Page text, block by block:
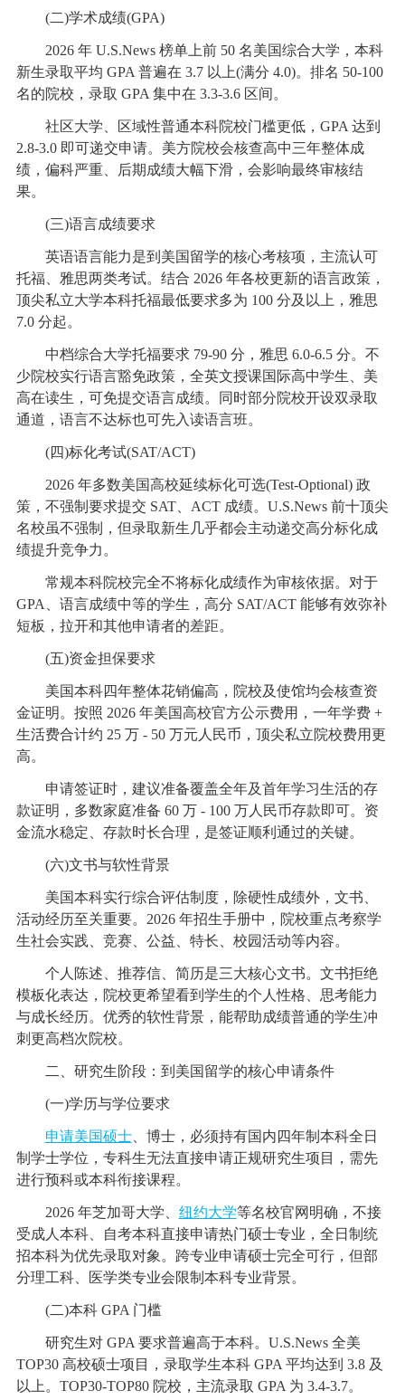
(二)学术成绩(GPA)
2026 年 U.S.News 榜单上前 50 名美国综合大学，本科
新生录取平均 GPA 普遍在 3.7 以上(满分 4.0)。排名 50-100
名的院校，录取 GPA 集中在 3.3-3.6 区间。
社区大学、区域性普通本科院校门槛更低，GPA 达到
2.8-3.0 即可递交申请。美方院校会核查高中三年整体成
绩，偏科严重、后期成绩大幅下滑，会影响最终审核结
果。
(三)语言成绩要求
英语语言能力是到美国留学的核心考核项，主流认可
托福、雅思两类考试。结合 2026 年各校更新的语言政策，
顶尖私立大学本科托福最低要求多为 100 分及以上，雅思
7.0 分起。
中档综合大学托福要求 79-90 分，雅思 6.0-6.5 分。不
少院校实行语言豁免政策，全英文授课国际高中学生、美
高在读生，可免提交语言成绩。同时部分院校开设双录取
通道，语言不达标也可先入读语言班。
(四)标化考试(SAT/ACT)
2026 年多数美国高校延续标化可选(Test-Optional) 政
策，不强制要求提交 SAT、ACT 成绩。U.S.News 前十顶尖
名校虽不强制，但录取新生几乎都会主动递交高分标化成
绩提升竞争力。
常规本科院校完全不将标化成绩作为审核依据。对于
GPA、语言成绩中等的学生，高分 SAT/ACT 能够有效弥补
短板，拉开和其他申请者的差距。
(五)资金担保要求
美国本科四年整体花销偏高，院校及使馆均会核查资
金证明。按照 2026 年美国高校官方公示费用，一年学费 +
生活费合计约 25 万 - 50 万元人民币，顶尖私立院校费用更
高。
申请签证时，建议准备覆盖全年及首年学习生活的存
款证明，多数家庭准备 60 万 - 100 万人民币存款即可。资
金流水稳定、存款时长合理，是签证顺利通过的关键。
(六)文书与软性背景
美国本科实行综合评估制度，除硬性成绩外，文书、
活动经历至关重要。2026 年招生手册中，院校重点考察学
生社会实践、竞赛、公益、特长、校园活动等内容。
个人陈述、推荐信、简历是三大核心文书。文书拒绝
模板化表达，院校更希望看到学生的个人性格、思考能力
与成长经历。优秀的软性背景，能帮助成绩普通的学生冲
刺更高档次院校。
二、研究生阶段：到美国留学的核心申请条件
(一)学历与学位要求
申请美国硕士、博士，必须持有国内四年制本科全日
制学士学位，专科生无法直接申请正规研究生项目，需先
进行预科或本科衔接课程。
2026 年芝加哥大学、 纽约大学等名校官网明确，不接
受成人本科、自考本科直接申请热门硕士专业，全日制统
招本科为优先录取对象。跨专业申请硕士完全可行，但部
分理工科、医学类专业会限制本科专业背景。
(二)本科 GPA 门槛
研究生对 GPA 要求普遍高于本科。U.S.News 全美
TOP30 高校硕士项目，录取学生本科 GPA 平均达到 3.8 及
以上。TOP30-TOP80 院校，主流录取 GPA 为 3.4-3.7。